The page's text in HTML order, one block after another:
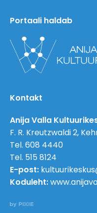
Portaali haldab
Kontakt
Anija Valla
F. R. Kreutzwaldi 2,
Tel. 608 4440
Tel. 515 8124
E-post:
Koduleht: